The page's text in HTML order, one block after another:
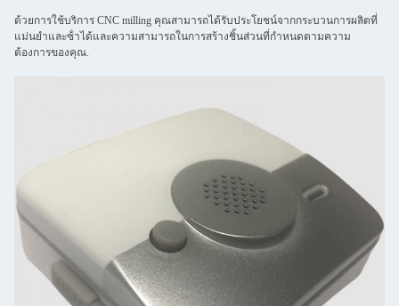
ด้วยการใช้บริการ CNC milling คุณสามารถได้รับประโยชน์จากกระบวนการผลิตที่
แม่นยําและซ้ําได้และความสามารถในการสร้างชิ้นส่วนที่กําหนดตามความ
ต้องการของคุณ.